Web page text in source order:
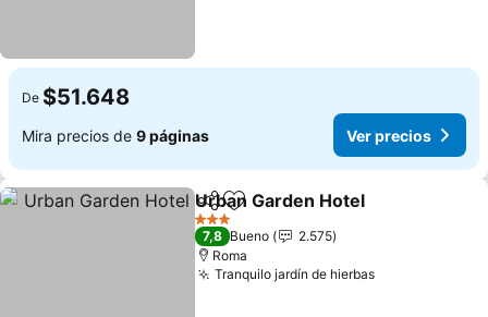
De $51.648
Mira precios de 9 páginas Ver precios
CompartirAgregar a favoritos
Urban Garden Hotel
3 Estrellas
7,8 Bueno
2.575
Roma
Tranquilo jardín de hierbasVer precios